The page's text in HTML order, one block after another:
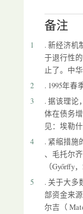
备注
1
. 新经济机
于退行性
止了。中
2
. 1995年春
3
. 据该理论
体在债务
见：埃勒什
4
. 紧缩措施
、毛托尔
（Győrffy
5
. 关于大多
部资金来
尔吉（